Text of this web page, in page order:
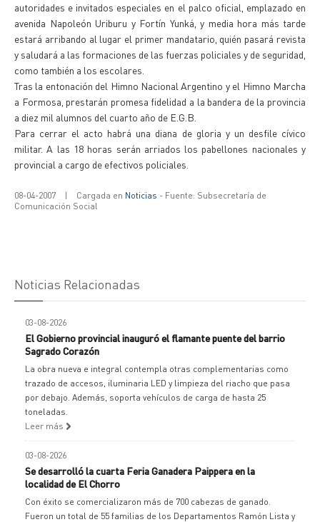
autoridades e invitados especiales en el palco oficial, emplazado en
avenida Napoleón Uriburu y Fortín Yunká, y media hora más tarde
estará arribando al lugar el primer mandatario, quién pasará revista
y saludará a las formaciones de las fuerzas policiales y de seguridad,
como también a los escolares.
Tras la entonación del Himno Nacional Argentino y el Himno Marcha
a Formosa, prestarán promesa fidelidad a la bandera de la provincia
a diez mil alumnos del cuarto año de E.G.B.
Para cerrar el acto habrá una diana de gloria y un desfile cívico
militar. A las 18 horas serán arriados los pabellones nacionales y
provincial a cargo de efectivos policiales.
08-04-2007 | Cargada en Noticias - Fuente: Subsecretaría de
Comunicación Social
Noticias Relacionadas
03-08-2026
El Gobierno provincial inauguró el flamante puente del barrio
Sagrado Corazón
La obra nueva e integral contempla otras complementarias como
trazado de accesos, iluminaria LED y limpieza del riacho que pasa
por debajo. Además, soporta vehículos de carga de hasta 25
toneladas.
Leer más
03-08-2026
Se desarrolló la cuarta Feria Ganadera Paippera en la
localidad de El Chorro
Con éxito se comercializaron más de 700 cabezas de ganado.
Fueron un total de 55 familias de los Departamentos Ramón Lista y